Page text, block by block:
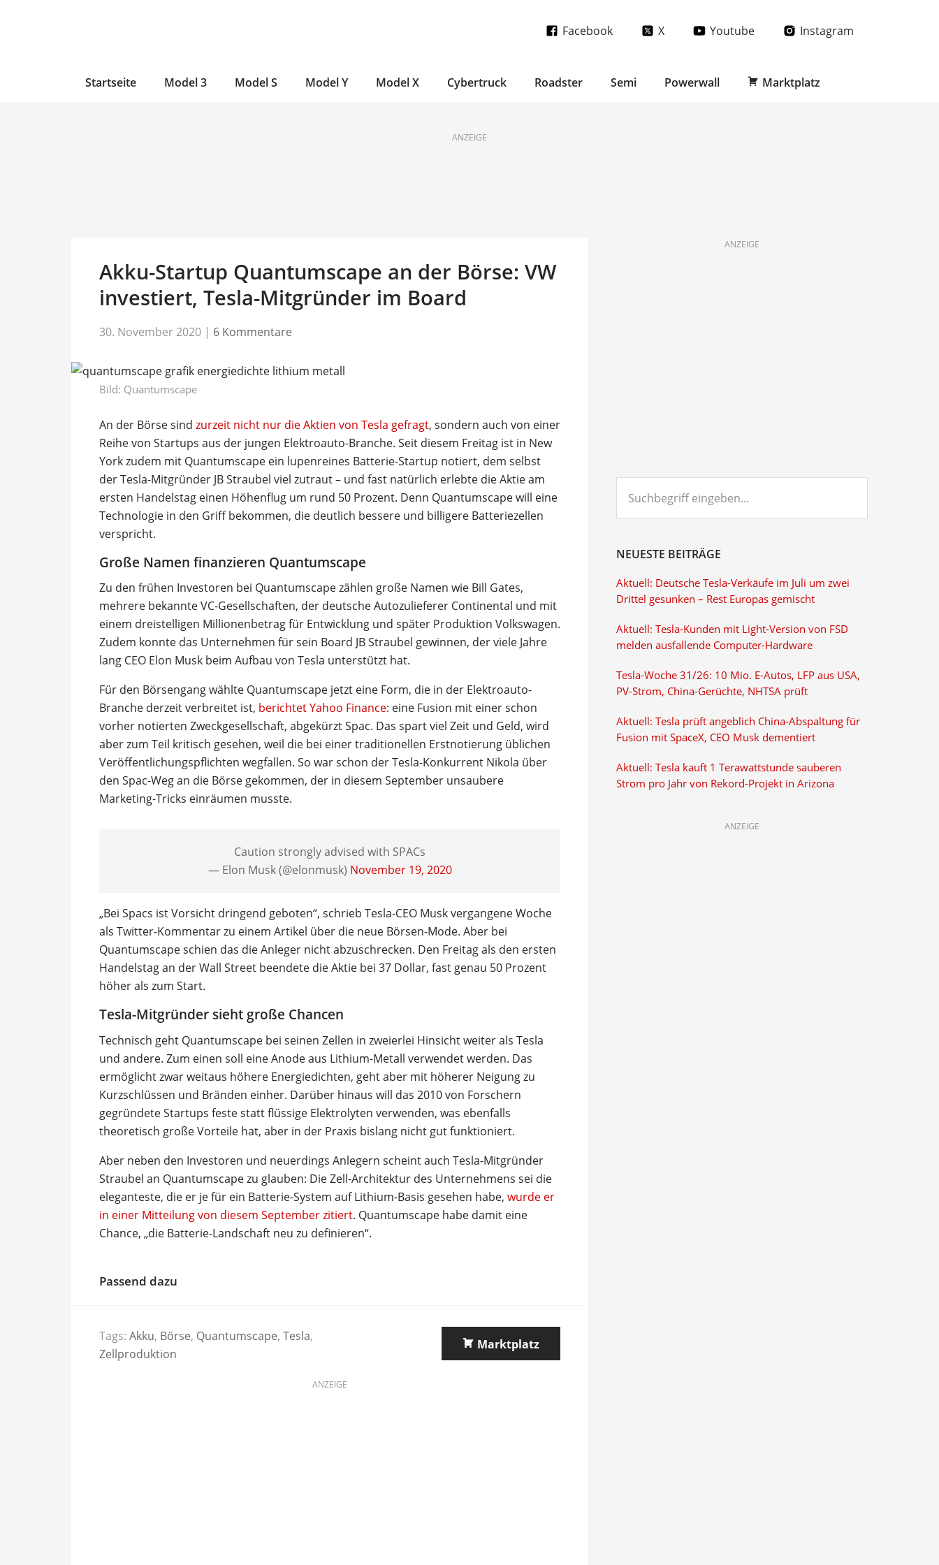
Facebook X Youtube Instagram
Startseite Model 3 Model S Model Y Model X Cybertruck Roadster Semi Powerwall Marktplatz
ANZEIGE
Akku-Startup Quantumscape an der Börse: VW
investiert, Tesla-Mitgründer im Board
30. November 2020 | 6 Kommentare
Bild: Quantumscape
An der Börse sind zurzeit nicht nur die Aktien von Tesla gefragt, sondern auch von einer
Reihe von Startups aus der jungen Elektroauto-Branche. Seit diesem Freitag ist in New
York zudem mit Quantumscape ein lupenreines Batterie-Startup notiert, dem selbst
der Tesla-Mitgründer JB Straubel viel zutraut – und fast natürlich erlebte die Aktie am
ersten Handelstag einen Höhenflug um rund 50 Prozent. Denn Quantumscape will eine
Technologie in den Griff bekommen, die deutlich bessere und billigere Batteriezellen
verspricht.
Große Namen finanzieren Quantumscape
Zu den frühen Investoren bei Quantumscape zählen große Namen wie Bill Gates,
mehrere bekannte VC-Gesellschaften, der deutsche Autozulieferer Continental und mit
einem dreistelligen Millionenbetrag für Entwicklung und später Produktion Volkswagen.
Zudem konnte das Unternehmen für sein Board JB Straubel gewinnen, der viele Jahre
lang CEO Elon Musk beim Aufbau von Tesla unterstützt hat.
Für den Börsengang wählte Quantumscape jetzt eine Form, die in der Elektroauto-
Branche derzeit verbreitet ist, berichtet Yahoo Finance: eine Fusion mit einer schon
vorher notierten Zweckgesellschaft, abgekürzt Spac. Das spart viel Zeit und Geld, wird
aber zum Teil kritisch gesehen, weil die bei einer traditionellen Erstnotierung üblichen
Veröffentlichungspflichten wegfallen. So war schon der Tesla-Konkurrent Nikola über
den Spac-Weg an die Börse gekommen, der in diesem September unsaubere
Marketing-Tricks einräumen musste.
Caution strongly advised with SPACs
— Elon Musk (@elonmusk) November 19, 2020
„Bei Spacs ist Vorsicht dringend geboten“, schrieb Tesla-CEO Musk vergangene Woche
als Twitter-Kommentar zu einem Artikel über die neue Börsen-Mode. Aber bei
Quantumscape schien das die Anleger nicht abzuschrecken. Den Freitag als den ersten
Handelstag an der Wall Street beendete die Aktie bei 37 Dollar, fast genau 50 Prozent
höher als zum Start.
Tesla-Mitgründer sieht große Chancen
Technisch geht Quantumscape bei seinen Zellen in zweierlei Hinsicht weiter als Tesla
und andere. Zum einen soll eine Anode aus Lithium-Metall verwendet werden. Das
ermöglicht zwar weitaus höhere Energiedichten, geht aber mit höherer Neigung zu
Kurzschlüssen und Bränden einher. Darüber hinaus will das 2010 von Forschern
gegründete Startups feste statt flüssige Elektrolyten verwenden, was ebenfalls
theoretisch große Vorteile hat, aber in der Praxis bislang nicht gut funktioniert.
Aber neben den Investoren und neuerdings Anlegern scheint auch Tesla-Mitgründer
Straubel an Quantumscape zu glauben: Die Zell-Architektur des Unternehmens sei die
eleganteste, die er je für ein Batterie-System auf Lithium-Basis gesehen habe, wurde er
in einer Mitteilung von diesem September zitiert. Quantumscape habe damit eine
Chance, „die Batterie-Landschaft neu zu definieren“.
Passend dazu
Tags: Akku, Börse, Quantumscape, Tesla,
Zellproduktion
Marktplatz
ANZEIGE
ANZEIGE
eingeben...
NEUESTE BEITRÄGE
Aktuell: Deutsche Tesla-Verkäufe im Juli um zwei
Drittel gesunken – Rest Europas gemischt
Aktuell: Tesla-Kunden mit Light-Version von FSD
melden ausfallende Computer-Hardware
Tesla-Woche 31/26: 10 Mio. E-Autos, LFP aus USA,
PV-Strom, China-Gerüchte, NHTSA prüft
Aktuell: Tesla prüft angeblich China-Abspaltung für
Fusion mit SpaceX, CEO Musk dementiert
Aktuell: Tesla kauft 1 Terawattstunde sauberen
Strom pro Jahr von Rekord-Projekt in Arizona
ANZEIGE